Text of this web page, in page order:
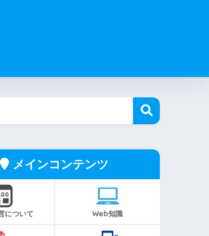
メインコンテンツ
について Web知識